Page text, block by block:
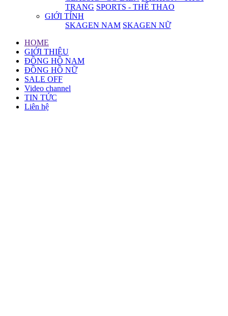
TRANG SPORTS - THỂ THAO
GIỚI TÍNH
SKAGEN NAM SKAGEN NỮ
HOME
GIỚI THIỆU
ĐỒNG HỒ NAM
ĐỒNG HỒ NỮ
SALE OFF
Video channel
TIN TỨC
Liên hệ